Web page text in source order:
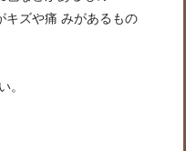
ズや痛 みがあるもの
。